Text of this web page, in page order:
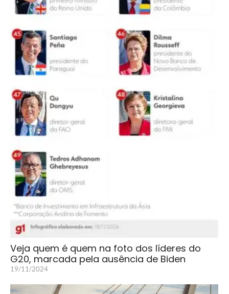
Veja quem é quem na foto dos líderes do
G20, marcada pela ausência de Biden
19/11/2024